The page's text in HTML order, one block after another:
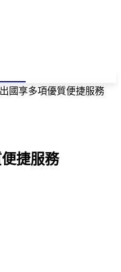
國享多項優質便捷服務
捷服務